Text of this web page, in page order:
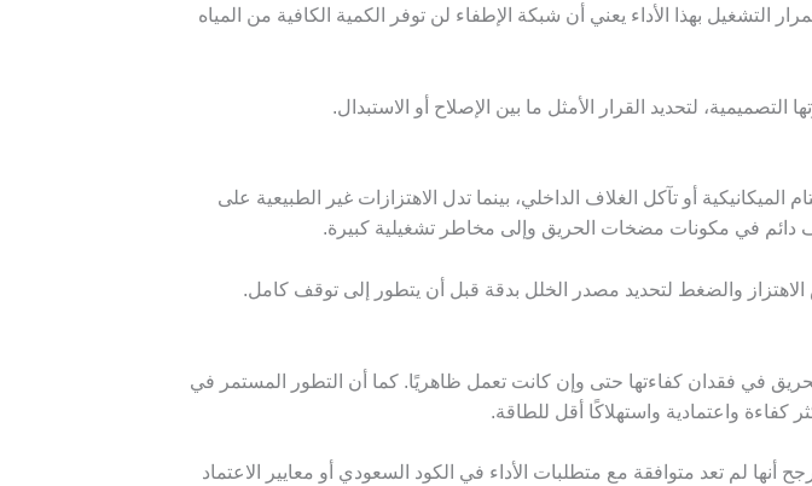
التشغيل بهذا الأداء يعني أن شبكة الإطفاء لن توفر الكمية الكافية من المياه
لتحديد القرار الأمثل ما بين الإصلاح أو الاستبدال.
أو تآكل الغلاف الداخلي، بينما تدل الاهتزازات غير الطبيعية على
دائم في مكونات مضخات الحريق وإلى مخاطر تشغيلية كبيرة.
في فقدان كفاءتها حتى وإن كانت تعمل ظاهريًا. كما أن التطور المستمر في
دون تحديث أو تحسين، فالأرجح أنها لم تعد متوافقة مع متطلبات الأداء في الكود السعودي أو معايير الاعتماد